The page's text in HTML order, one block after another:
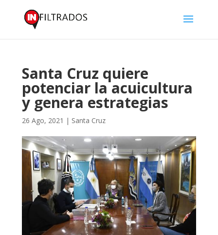
Santa Cruz quiere
potenciar la acuicultura
y genera estrategias
26 Ago, 2021 | Santa Cruz